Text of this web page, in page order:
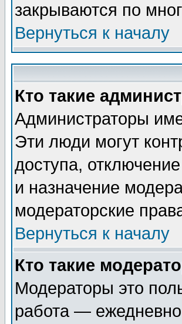
закрываются по
Вернуться к началу
Кто такие
Администраторы
Эти люди могут
доступа,
и назначение
модераторские
Вернуться к началу
Кто такие
Модераторы это
работа —